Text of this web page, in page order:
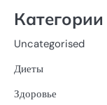
Категории
Uncategorised
Диеты
Здоровье